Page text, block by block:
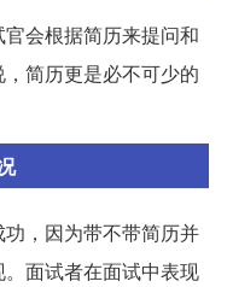
会根据简历来提问和
简历更是必不可少的
，因为带不带简历并
面试者在面试中表现